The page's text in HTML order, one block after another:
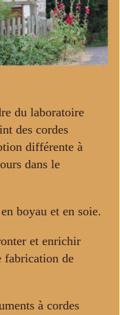
du laboratoire
des cordes
différente à
dans le
boyau et en soie.
et enrichir
fabrication de
à cordes